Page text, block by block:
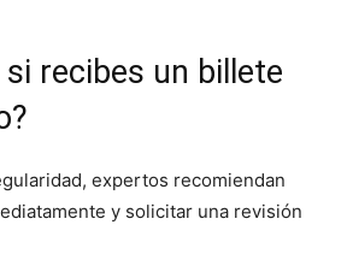
si recibes un billete
expertos recomiendan
y solicitar una revisión